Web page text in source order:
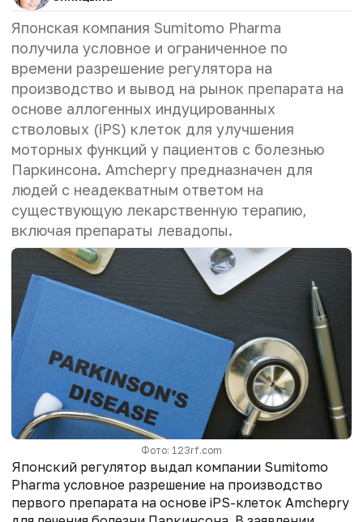
Японская компания Sumitomo Pharma
получила условное и ограниченное по
времени разрешение регулятора на
производство и вывод на рынок препарата на
основе аллогенных индуцированных
стволовых (iPS) клеток для улучшения
моторных функций у пациентов с болезнью
Паркинсона. Amchepry предназначен для
людей с неадекватным ответом на
существующую лекарственную терапию,
включая препараты левадопы.
Фото: 123rf.com
Японский регулятор выдал компании Sumitomo
Pharma условное разрешение на производство
первого препарата на основе iPS-клеток Amchepry